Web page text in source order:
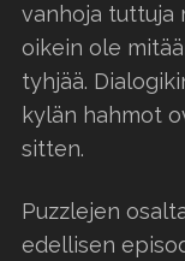
vanhoja tuttuja
oikein ole
tyhjää.
kylän hahmot
sitten.
Puzzlejen
edellisen